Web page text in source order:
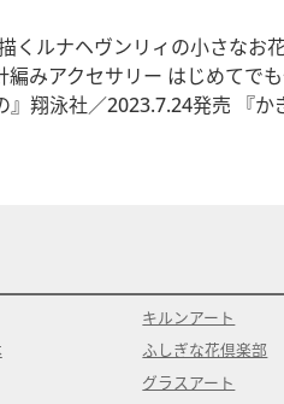
くルナヘヴンリィの小さなお
みアクセサリー はじめてで
翔泳社／2023.7.24発売 『
キルンアート
ふしぎな花倶楽部
グラスアート